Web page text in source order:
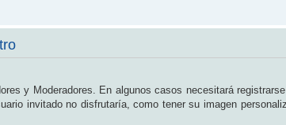
y Moderadores. En algunos casos necesitará
invitado no disfrutaría, como tener su imagen